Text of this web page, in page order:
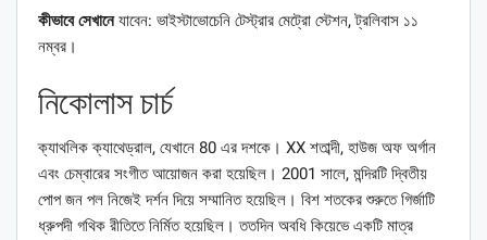
কীভাবে সেখানেযাবেন: ভাইস্টাভোচেনি টেস্ট্রার মেট্রো স্টেশন, ট্রলিবাস ১১
নম্বর।
নিকোলাস চার্চ
ক্যাথলিক ক্যাথেড্রাল, যেখানে 80 এর দশকে। XX শতাব্দী, হাউজ অফ অর্গান
এবং চেম্বারের সংগীত আয়োজন করা হয়েছিল। 2001 সালে, মন্দিরটি দ্বিতীয়
পোপ জন পল নিজেই দর্শন দিয়ে সম্মানিত হয়েছিল। বিশ শতকের শুরুতে গির্জাটি
ধ্রুপদী গথিক রীতিতে নির্মিত হয়েছিল। ততদিন অবধি কিয়েভে একটি মাত্র